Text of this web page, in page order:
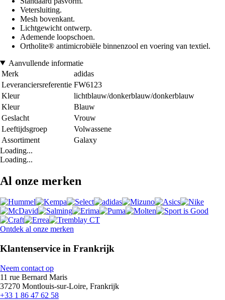
Vetersluiting.
Mesh bovenkant.
Lichtgewicht ontwerp.
Ademende loopschoen.
Ortholite® antimicrobiële binnenzool en voering van textiel.
Aanvullende informatie
Merk
adidas
Leveranciersreferentie FW6123
Kleur
lichtblauw/donkerblauw/donkerblauw
Kleur
Blauw
Geslacht
Vrouw
Leeftijdsgroep
Volwassene
Assortiment
Galaxy
Loading...
Loading...
Al onze merken
Ontdek al onze merken
Klantenservice in Frankrijk
Neem contact op
11 rue Bernard Maris
37270 Montlouis-sur-Loire, Frankrijk
+33 1 86 47 62 58